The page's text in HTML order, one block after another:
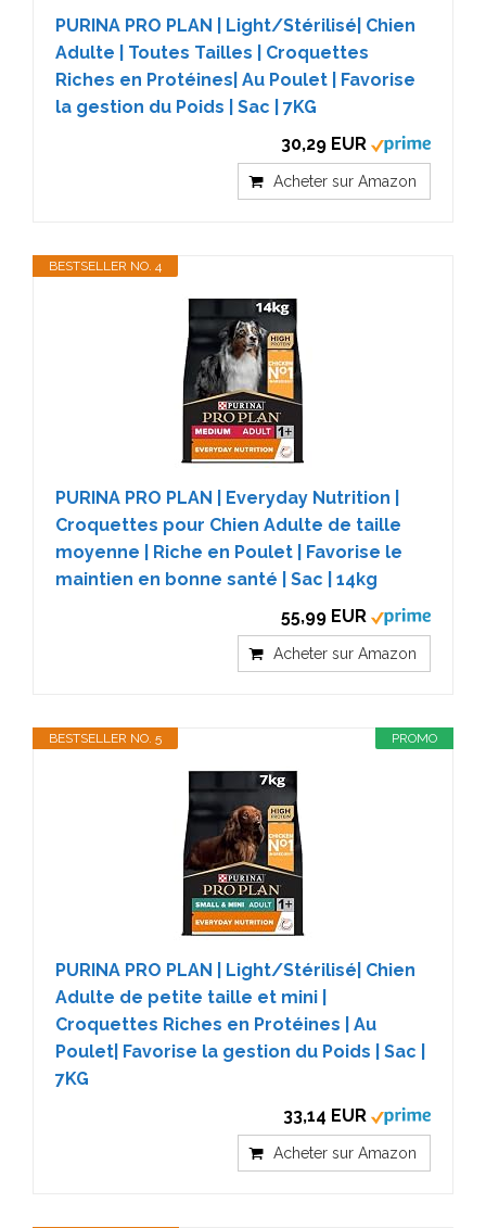
PURINA PRO PLAN | Light/Stérilisé| Chien
Adulte | Toutes Tailles | Croquettes
Riches en Protéines| Au Poulet | Favorise
la gestion du Poids | Sac | 7KG
30,29 EUR
Acheter sur Amazon
BESTSELLER NO. 4
PURINA PRO PLAN | Everyday Nutrition |
Croquettes pour Chien Adulte de taille
moyenne | Riche en Poulet | Favorise le
maintien en bonne santé | Sac | 14kg
55,99 EUR
Acheter sur Amazon
PROMO
BESTSELLER NO. 5
PURINA PRO PLAN | Light/Stérilisé| Chien
Adulte de petite taille et mini |
Croquettes Riches en Protéines | Au
Poulet| Favorise la gestion du Poids | Sac |
7KG
33,14 EUR
Acheter sur Amazon